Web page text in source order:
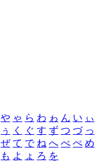
や ゃ ら わ ゎ ん い ぃ
ぅ く ぐ す ず つ づ っ
ぜ て で ね へ べ ぺ め
も よ ょ ろ を